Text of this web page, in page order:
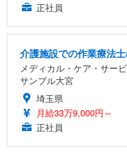
正社員
介護施設での作業療法
メディカル・ケア・サー
サンブル大宮
埼玉県
月給33万9,000円～
正社員